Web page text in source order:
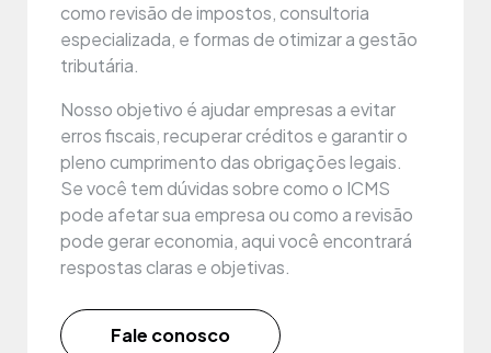
como revisão de impostos, consultoria
especializada, e formas de otimizar a gestão
tributária.
Nosso objetivo é ajudar empresas a evitar
erros fiscais, recuperar créditos e garantir o
pleno cumprimento das obrigações legais.
Se você tem dúvidas sobre como o ICMS
pode afetar sua empresa ou como a revisão
pode gerar economia, aqui você encontrará
respostas claras e objetivas.
Fale conosco